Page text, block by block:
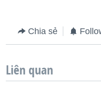
Chia sẻ
Liên quan